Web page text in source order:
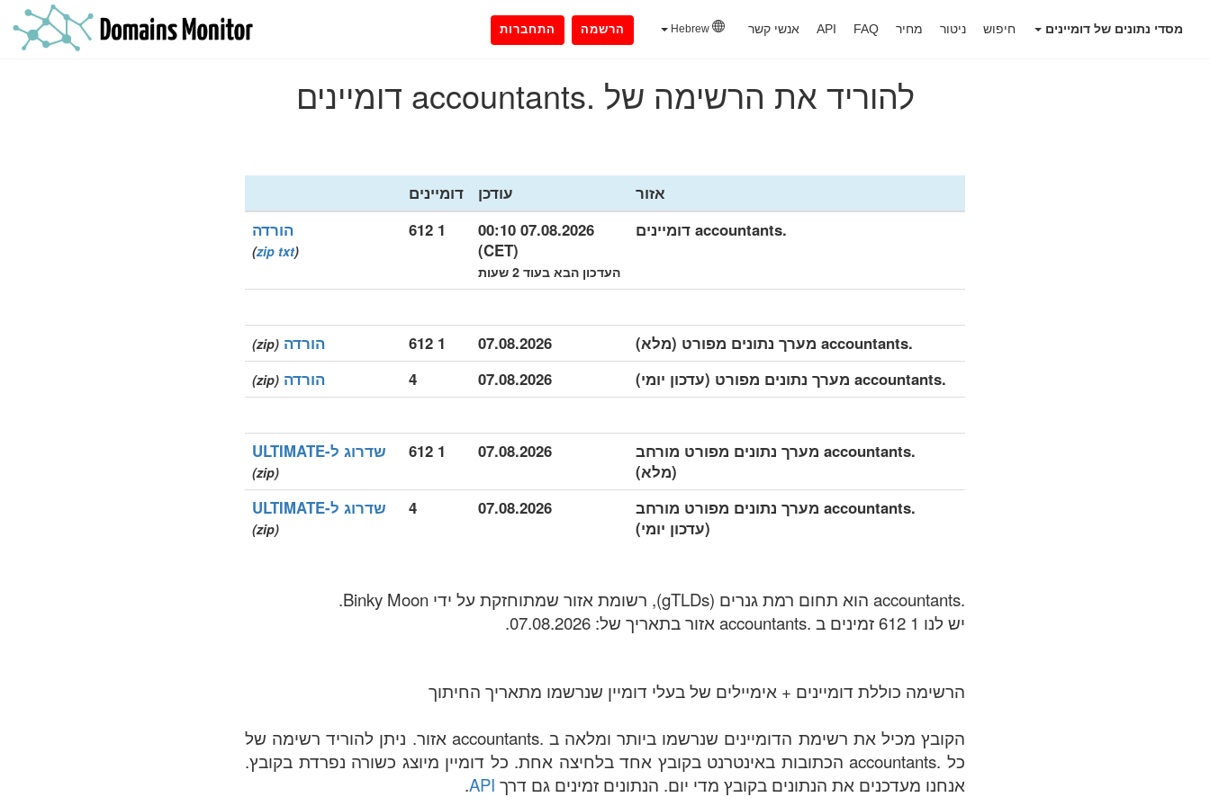
מסדי נתונים של דומיינים חיפוש ניטור מחיר FAQ
API אנשי קשר הרשמה התחברות
להוריד את הרשימה של .accountants דומיינים
אזור עודכן
דומיינים
.accountants דומיינים
07.08.2026 00:10
(CET)
העדכון הבא בעוד 2 שעות
1 612 הורדה
(
zip txt
)
.accountants מערך נתונים מפורט (מלא) 07.08.2026
1 612 הורדה (zip)
.accountants מערך נתונים מפורט (עדכון יומי) 07.08.2026
4 הורדה (zip)
.accountants מערך נתונים מפורט מורחב
(מלא)
07.08.2026
1 612 שדרוג ל-ULTIMATE
(zip)
.accountants מערך נתונים מפורט מורחב
(עדכון יומי)
07.08.2026
4 שדרוג ל-ULTIMATE
(zip)
.accountants הוא תחום רמת גנרים (gTLDs), רשומת אזור שמתוחזקת על ידי Binky Moon.
יש לנו 1 612 זמינים ב .accountants אזור בתאריך של: 07.08.2026.
הרשימה כוללת דומיינים + אימיילים של בעלי דומיין שנרשמו מתאריך החיתוך
הקובץ מכיל את רשימת הדומיינים שנרשמו ביותר ומלאה ב .accountants אזור. ניתן להוריד רשימה של
כל .accountants הכתובות באינטרנט בקובץ אחד בלחיצה אחת. כל דומיין מיוצג כשורה נפרדת בקובץ.
אנחנו מעדכנים את הנתונים בקובץ מדי יום. הנתונים זמינים גם דרך API
.